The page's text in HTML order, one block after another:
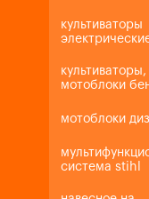
культиваторы
культиваторы,
мотоблоки
мотоблоки
система stihl